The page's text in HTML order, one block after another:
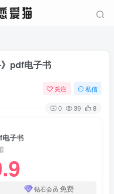
》pdf电子书
关注 私信
0 39 8
电子书
钻石会员 免费